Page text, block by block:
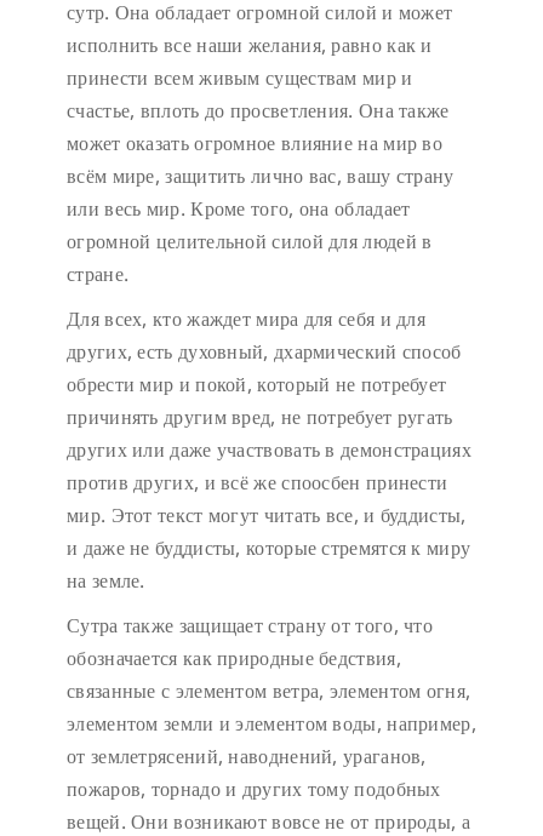
сутр. Она обладает огромной силой и может
исполнить все наши желания, равно как и
принести всем живым существам мир и
счастье, вплоть до просветления. Она также
может оказать огромное влияние на мир во
всём мире, защитить лично вас, вашу страну
или весь мир. Кроме того, она обладает
огромной целительной силой для людей в
стране.
Для всех, кто жаждет мира для себя и для
других, есть духовный, дхармический способ
обрести мир и покой, который не потребует
причинять другим вред, не потребует ругать
других или даже участвовать в демонстрациях
против других, и всё же споосбен принести
мир. Этот текст могут читать все, и буддисты,
и даже не буддисты, которые стремятся к миру
на земле.
Сутра также защищает страну от того, что
обозначается как природные бедствия,
связанные с элементом ветра, элементом огня,
элементом земли и элементом воды, например,
от землетрясений, наводнений, ураганов,
пожаров, торнадо и других тому подобных
вещей. Они возникают вовсе не от природы, а